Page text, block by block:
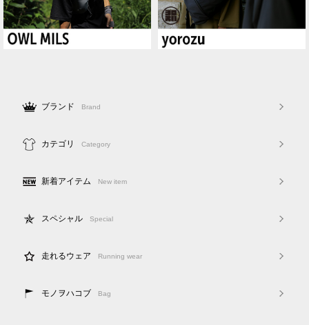
ブランド Brand
カテゴリ Category
新着アイテム New item
スペシャル Special
走れるウェア Running wear
モノヲハコブ Bag